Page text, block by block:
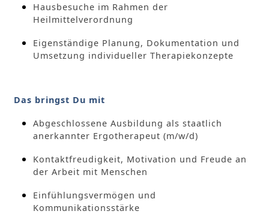
Hausbesuche im Rahmen der
Heilmittelverordnung
Eigenständige Planung, Dokumentation und
Umsetzung individueller Therapiekonzepte
Das bringst Du mit
Abgeschlossene Ausbildung als staatlich
anerkannter Ergotherapeut (m/w/d)
Kontaktfreudigkeit, Motivation und Freude an
der Arbeit mit Menschen
Einfühlungsvermögen und
Kommunikationsstärke